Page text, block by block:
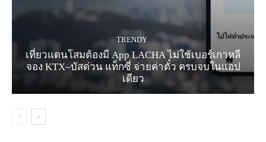
TRENDY
เที่ยวแดนโสมต้องมี App LACHA ไม่ใช้เบอร์เกาหลี
จอง KTX–บัสด่วน แท็กซี่ จ่ายค่าตั๋ว ครบจบในแอป
เดียว